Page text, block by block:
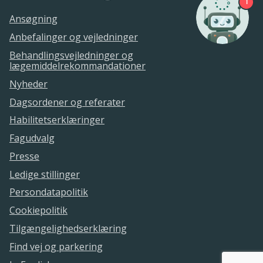
Ansøgning
Anbefalinger og vejledninger
Behandlingsvejledninger og
lægemiddelrekommandationer
Nyheder
Dagsordener og referater
Habilitetserklæringer
Fagudvalg
Presse
Ledige stillinger
Persondatapolitik
Cookiepolitik
Tilgængelighedserklæring
Find vej og parkering